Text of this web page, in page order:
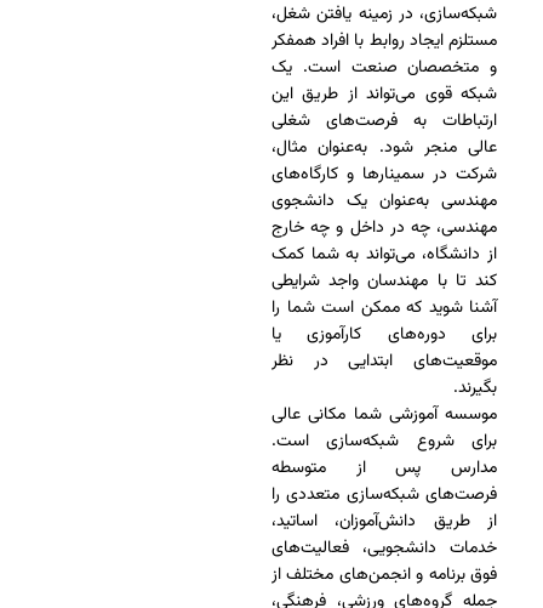
شبکه‌سازی، در زمینه یافتن شغل،
مستلزم ایجاد روابط با افراد همفکر
و متخصصان صنعت است. یک
شبکه قوی می‌تواند از طریق این
ارتباطات به فرصت‌های شغلی
عالی منجر شود. به‌عنوان مثال،
شرکت در سمینارها و کارگاه‌های
مهندسی به‌عنوان یک دانشجوی
مهندسی، چه در داخل و چه خارج
از دانشگاه، می‌تواند به شما کمک
کند تا با مهندسان واجد شرایطی
آشنا شوید که ممکن است شما را
برای دوره‌های کارآموزی یا
موقعیت‌های ابتدایی در نظر
بگیرند.
موسسه آموزشی شما مکانی عالی
برای شروع شبکه‌سازی است.
مدارس پس از متوسطه
فرصت‌های شبکه‌سازی متعددی را
از طریق دانش‌آموزان، اساتید،
خدمات دانشجویی، فعالیت‌های
فوق برنامه و انجمن‌های مختلف از
جمله گروه‌های ورزشی، فرهنگی،